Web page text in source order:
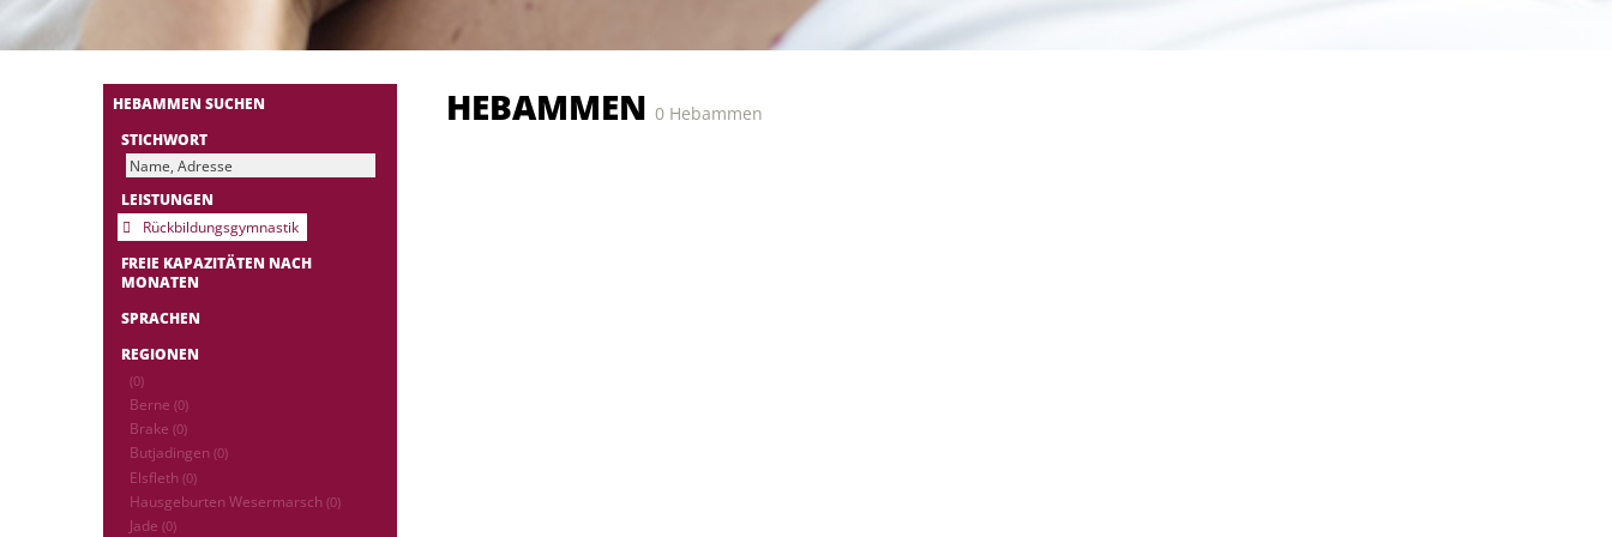
HEBAMMEN SUCHEN
STICHWORT
LEISTUNGEN
Rückbildungsgymnastik
FREIE KAPAZITÄTEN NACH
MONATEN
SPRACHEN
REGIONEN
(0)
Berne (0)
Brake (0)
Butjadingen (0)
Elsfleth (0)
Hausgeburten Wesermarsch (0)
Jade (0)
HEBAMMEN 0 Hebammen